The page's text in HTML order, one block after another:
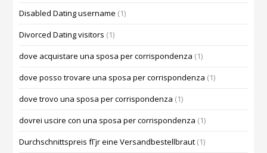
Disabled Dating username (1)
Divorced Dating visitors (1)
dove acquistare una sposa per corrispondenza (1)
dove posso trovare una sposa per corrispondenza (1)
dove trovo una sposa per corrispondenza (1)
dovrei uscire con una sposa per corrispondenza (1)
Durchschnittspreis fГјr eine Versandbestellbraut (1)